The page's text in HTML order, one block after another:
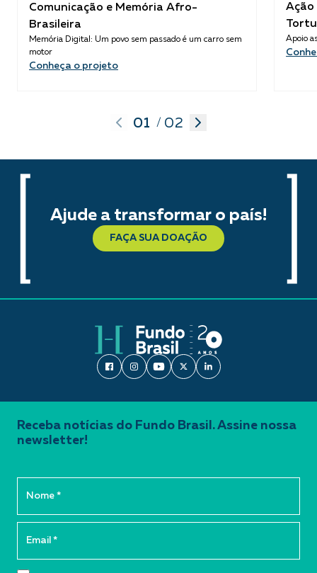
Comunicação e Memória Afro-
Brasileira
Memória Digital: Um povo sem passado é um carro sem
motor
Conheça o projeto
Ação
Apoio
01 / 02
Ajude a transformar o país!
FAÇA SUA DOAÇÃO
Receba notícias do Fundo Brasil. Assine nossa
newsletter!